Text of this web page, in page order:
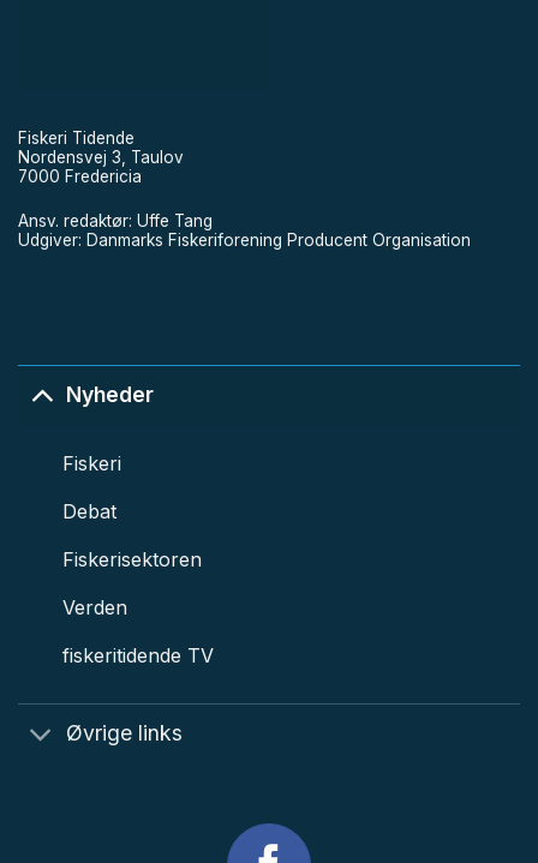
Fiskeri Tidende
Nordensvej 3, Taulov
7000 Fredericia
Ansv. redaktør: Uffe Tang
Udgiver: Danmarks Fiskeriforening Producent Organisation
Nyheder
Fiskeri
Debat
Fiskerisektoren
Verden
fiskeritidende TV
Øvrige links